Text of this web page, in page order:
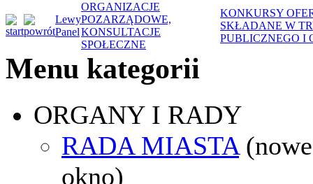
Lewy
Panel
ORGANIZACJE
POZARZĄDOWE,
KONSULTACJE
SPOŁECZNE
KONKURSY
SKŁADANE W
PUBLICZNEGO I
Menu kategorii
ORGANY I RADY
RADA MIASTA (nowe
okno)